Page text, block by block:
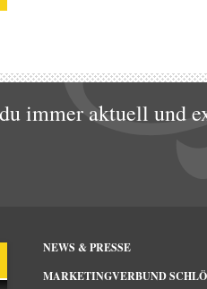
immer aktuell und
NEWS & PRESSE
MARKETINGVERBUND